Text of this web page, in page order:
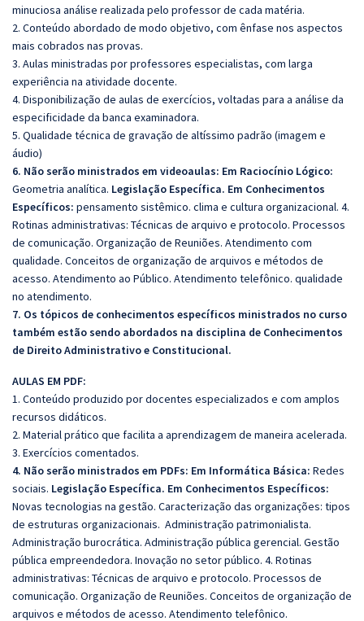
minuciosa análise realizada pelo professor de cada matéria.
2. Conteúdo abordado de modo objetivo, com ênfase nos aspectos
mais cobrados nas provas.
3. Aulas ministradas por professores especialistas, com larga
experiência na atividade docente.
4. Disponibilização de aulas de exercícios, voltadas para a análise da
especificidade da banca examinadora.
5. Qualidade técnica de gravação de altíssimo padrão (imagem e
áudio)
6. Não serão ministrados em videoaulas: Em Raciocínio Lógico:
Geometria analítica. Legislação Específica. Em Conhecimentos
Específicos: pensamento sistêmico. clima e cultura organizacional. 4.
Rotinas administrativas: Técnicas de arquivo e protocolo. Processos
de comunicação. Organização de Reuniões. Atendimento com
qualidade. Conceitos de organização de arquivos e métodos de
acesso. Atendimento ao Público. Atendimento telefônico. qualidade
no atendimento.
7. Os tópicos de conhecimentos específicos ministrados no curso
também estão sendo abordados na disciplina de Conhecimentos
de Direito Administrativo e Constitucional.
AULAS EM PDF:
1. Conteúdo produzido por docentes especializados e com amplos
recursos didáticos.
2. Material prático que facilita a aprendizagem de maneira acelerada.
3. Exercícios comentados.
4. Não serão ministrados em PDFs: Em Informática Básica: Redes
sociais. Legislação Específica. Em Conhecimentos Específicos:
Novas tecnologias na gestão. Caracterização das organizações: tipos
de estruturas organizacionais. Administração patrimonialista.
Administração burocrática. Administração pública gerencial. Gestão
pública empreendedora. Inovação no setor público. 4. Rotinas
administrativas: Técnicas de arquivo e protocolo. Processos de
comunicação. Organização de Reuniões. Conceitos de organização de
arquivos e métodos de acesso. Atendimento telefônico.